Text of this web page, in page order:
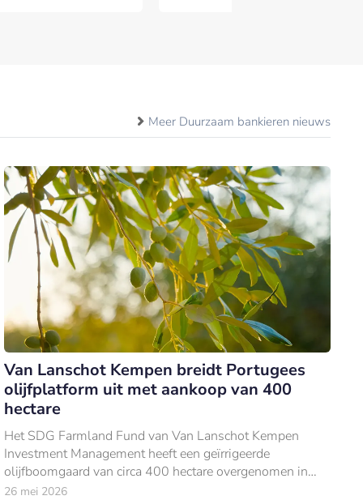
Meer Duurzaam bankieren nieuws
Van Lanschot Kempen breidt Portugees
olijfplatform uit met aankoop van 400
hectare
Het SDG Farmland Fund van Van Lanschot Kempen
Investment Management heeft een geïrrigeerde
olijfboomgaard van circa 400 hectare overgenomen in
Faro do Alentejo, in de Portugese Alqueva-regio.
26 mei 2026